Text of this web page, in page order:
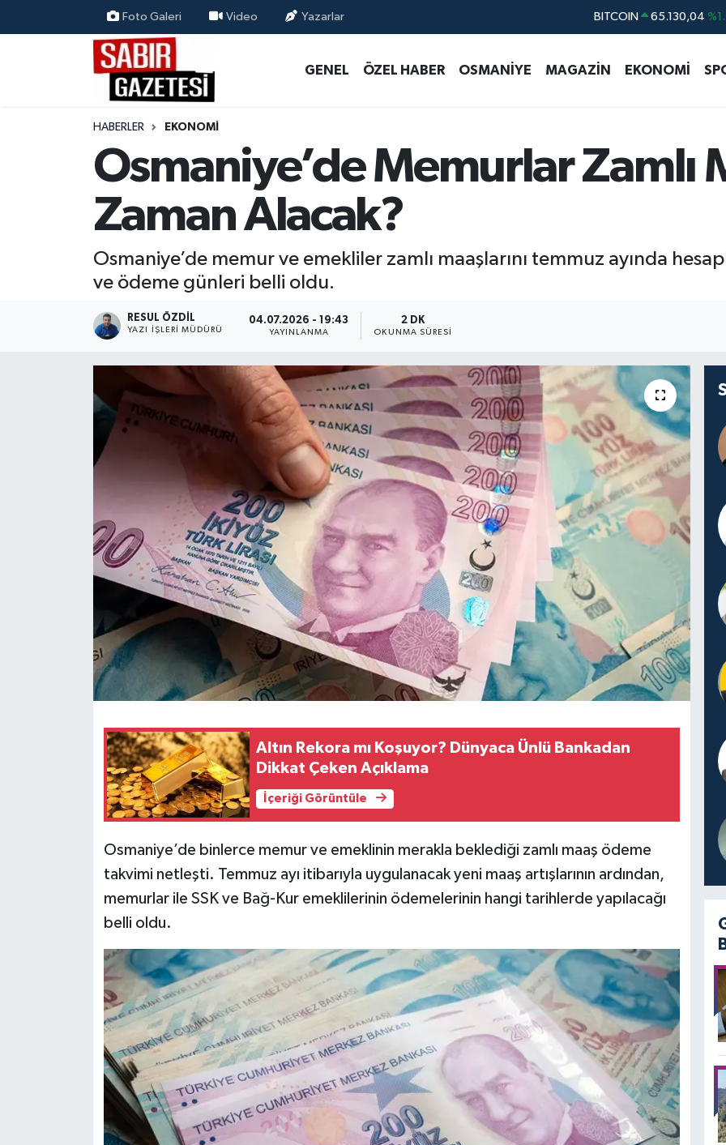
Foto Galeri Video Yazarlar DOLAR 47,7106
STERLİN 64,4046
BITCOIN 65.130,04
GENEL ÖZEL HABER OSMANİYE MAGAZİN EKONOMİ
HABERLER EKONOMI
Osmaniye’de Memurlar Zamlı
Zaman Alacak?
Osmaniye’de memur ve emekliler zamlı maaşlarını temmuz ayında
ve ödeme günleri belli oldu.
RESUL ÖZDIL
YAZI İŞLERI MÜDÜRÜ
04.07.2026 - 19:43
YAYINLANMA
2 DK
OKUNMA SÜRESI
Altın Rekora mı Koşuyor? Dünyaca Ünlü Bankadan
Dikkat Çeken Açıklama
İçeriği Görüntüle
Osmaniye’de binlerce memur ve emeklinin merakla beklediği zamlı maaş ödeme
takvimi netleşti. Temmuz ayı itibarıyla uygulanacak yeni maaş artışlarının ardından,
memurlar ile SSK ve Bağ-Kur emeklilerinin ödemelerinin hangi tarihlerde yapılacağı
belli oldu.
ÖZEL HABER
MAGAZİN
EKONOMİ
RESMİ İLANLAR
Osmaniye Nöbetçi Eczaneler
Osmaniye Hava Durumu
Osmaniye Trafik Yoğunluk Haritası
Süper Lig Puan Durumu ve Fikstür
Tüm Manşetler
Son Dakika Haberleri
Haber Arşivi